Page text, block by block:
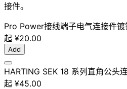
接件。
Pro Power接线端子电气连接件镀
起 ¥20.00
Add
HARTING SEK 18 系列直角公头
起 ¥45.00